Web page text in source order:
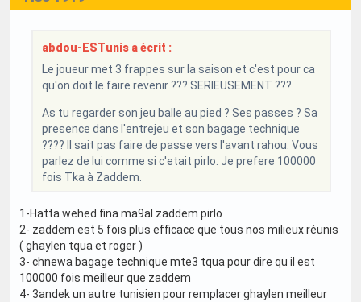
abdou-ESTunis a écrit :
Le joueur met 3 frappes sur la saison et c'est pour ca
qu'on doit le faire revenir ??? SERIEUSEMENT ???
As tu regarder son jeu balle au pied ? Ses passes ? Sa
presence dans l'entrejeu et son bagage technique
???? Il sait pas faire de passe vers l'avant rahou. Vous
parlez de lui comme si c'etait pirlo. Je prefere 100000
fois Tka à Zaddem.
1-Hatta wehed fina ma9al zaddem pirlo
2- zaddem est 5 fois plus efficace que tous nos milieux réunis
( ghaylen tqua et roger )
3- chnewa bagage technique mte3 tqua pour dire qu il est
100000 fois meilleur que zaddem
4- 3andek un autre tunisien pour remplacer ghaylen meilleur